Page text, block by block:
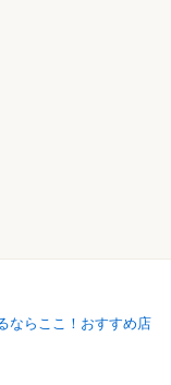
ならここ！おすすめ店